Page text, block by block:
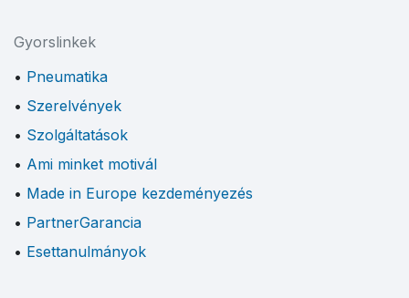
Gyorslinkek
Pneumatika
Szerelvények
Szolgáltatások
Ami minket motivál
Made in Europe kezdeményezés
PartnerGarancia
Esettanulmányok